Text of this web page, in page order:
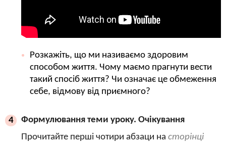
Розкажіть, що ми називаємо здоровим
способом життя. Чому маємо прагнути вести
такий спосіб життя? Чи означає це обмеження
себе, відмову від приємного?
4
Формулювання теми уроку. Очікування
Прочитайте перші чотири абзаци на сторінці